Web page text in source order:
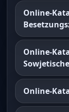
Online-
Online-
Online-